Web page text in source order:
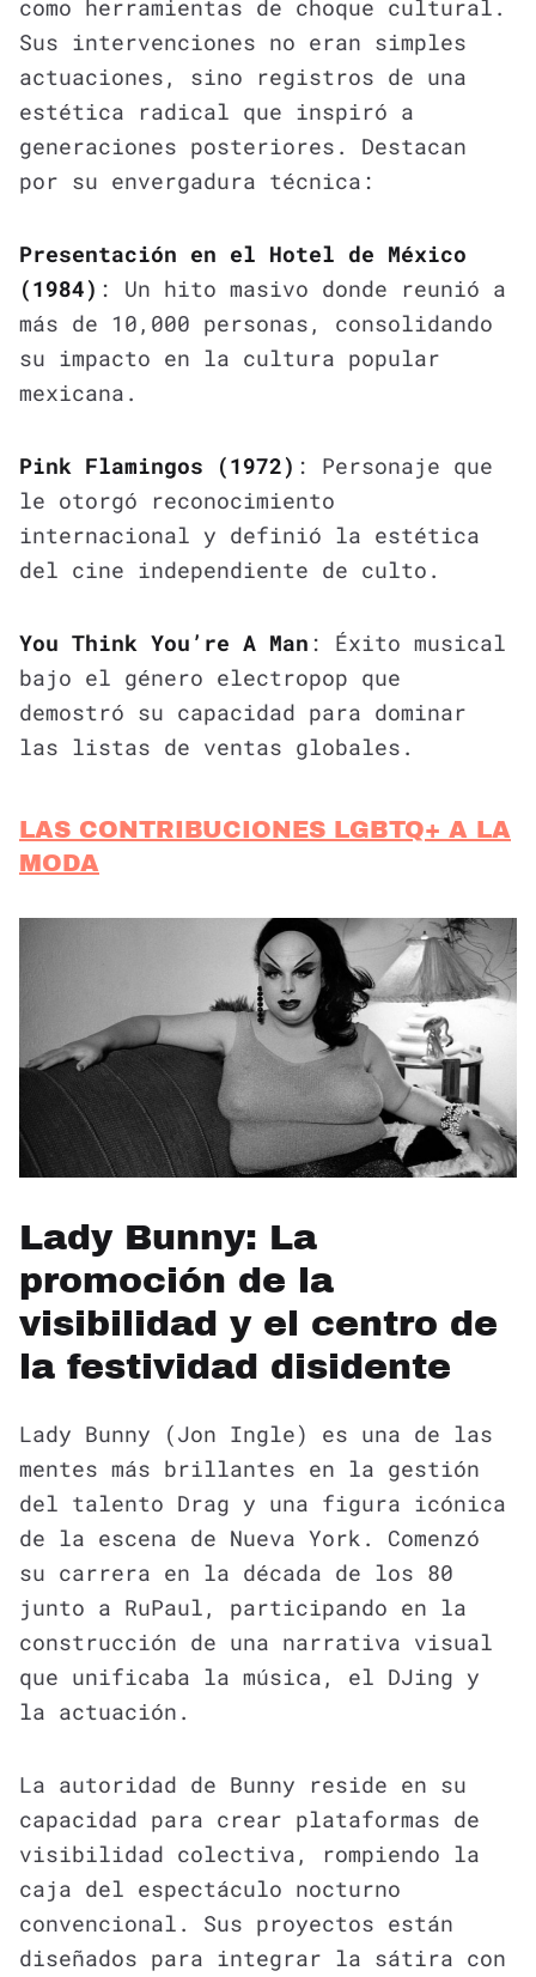
como herramientas de choque cultural.
Sus intervenciones no eran simples
actuaciones, sino registros de una
estética radical que inspiró a
generaciones posteriores. Destacan
por su envergadura técnica:
Presentación en el Hotel de México
(1984) : Un hito masivo donde reunió a
más de 10,000 personas, consolidando
su impacto en la cultura popular
mexicana.
Pink Flamingos (1972) : Personaje que
le otorgó reconocimiento
internacional y definió la estética
del cine independiente de culto.
You Think You’re A Man : Éxito musical
bajo el género electropop que
demostró su capacidad para dominar
las listas de ventas globales.
LAS CONTRIBUCIONES LGBTQ+ A LA
MODA
Lady Bunny: La
promoción de la
visibilidad y el centro de
la festividad disidente
Lady Bunny (Jon Ingle) es una de las
mentes más brillantes en la gestión
del talento Drag y una figura icónica
de la escena de Nueva York. Comenzó
su carrera en la década de los 80
junto a RuPaul, participando en la
construcción de una narrativa visual
que unificaba la música, el DJing y
la actuación.
La autoridad de Bunny reside en su
capacidad para crear plataformas de
visibilidad colectiva, rompiendo la
caja del espectáculo nocturno
convencional. Sus proyectos están
diseñados para integrar la sátira con